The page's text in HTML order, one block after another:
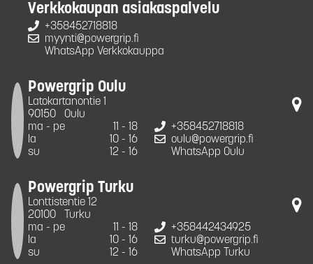
Verkkokaupan asiakaspalvelu
+358452718818
myynti@powergrip.fi
WhatsApp Verkkokauppa
Powergrip Oulu
Latokartanontie 1
90150
Oulu
ma - pe
11 - 18
la
10 - 16
su
12 - 16
+358452718818
oulu@powergrip.fi
WhatsApp Oulu
Powergrip Turku
Lonttistentie 12
20100
Turku
ma - pe
11 - 18
la
10 - 16
su
12 - 16
+358442434925
turku@powergrip.fi
WhatsApp Turku